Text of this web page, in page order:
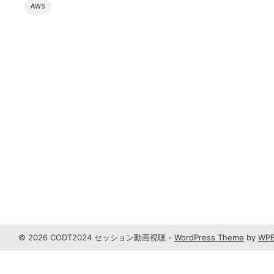
AWS
© 2026 CODT2024 セッション動画視聴 - WordPress Theme by